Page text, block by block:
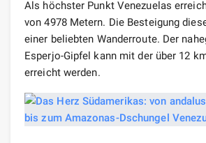
Als höchster Punkt Venezuelas
von 4978 Metern. Die Besteigung
einer beliebten Wanderroute. Der
Esperjo-Gipfel kann mit der über 12
erreicht werden.